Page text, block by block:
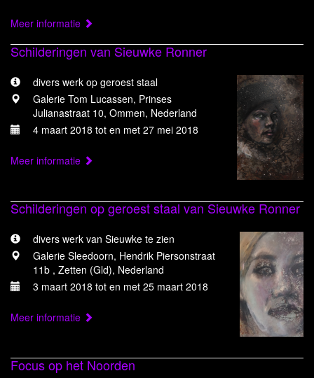
Meer informatie
Schilderingen van Sieuwke Ronner
divers werk op geroest staal
Galerie Tom Lucassen, Prinses
Julianastraat 10, Ommen, Nederland
4 maart 2018 tot en met 27 mei 2018
Meer informatie
Schilderingen op geroest staal van Sieuwke Ronner
divers werk van Sieuwke te zien
Galerie Sleedoorn, Hendrik Piersonstraat
11b , Zetten (Gld), Nederland
3 maart 2018 tot en met 25 maart 2018
Meer informatie
Focus op het Noorden